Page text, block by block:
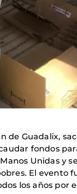
de Guadalix,
fondos
Unidas y
El evento
los años por